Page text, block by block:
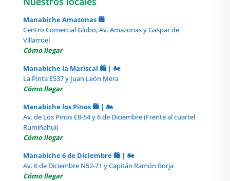
Manabiche Amazonas 🛍️
Centro Comercial Globo, Av. Amazonas y Gaspar de
Villarroel
Cómo llegar
Manabiche la Mariscal 🛍️ | 🏍️
La Pinta E537 y Juan León Mera
Cómo llegar
Manabiche los Pinos 🛍️ | 🏍️
Av. de Los Pinos E8-54 y 6 de Diciembre (Frente al cuartel
Rumiñahui)
Cómo llegar
Manabiche 6 de Diciembre 🛍️ | 🏍️
Av. 6 de Diciembre N52-71 y Capitán Ramón Borja
Cómo llegar